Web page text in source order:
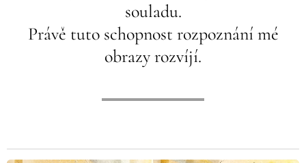
souladu.
Právě tuto schopnost rozpoznání mé
obrazy rozvíjí.